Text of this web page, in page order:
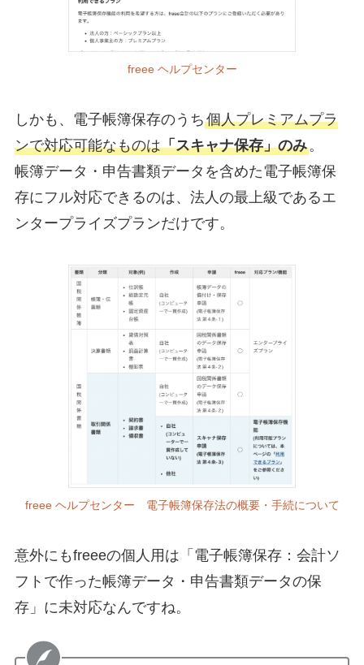
freee ヘルプセンター
しかも、電子帳簿保存のうち個人プレミアムプラ
ンで対応可能なものは「スキャナ保存」のみ。
帳簿データ・申告書類データを含めた電子帳簿保
存にフル対応できるのは、法人の最上級であるエ
ンタープライズプランだけです。
freee ヘルプセンター 電子帳簿保存法の概要・手続について
意外にもfreeeの個人用は「電子帳簿保存：会計ソ
フトで作った帳簿データ・申告書類データの保
存」に未対応なんですね。